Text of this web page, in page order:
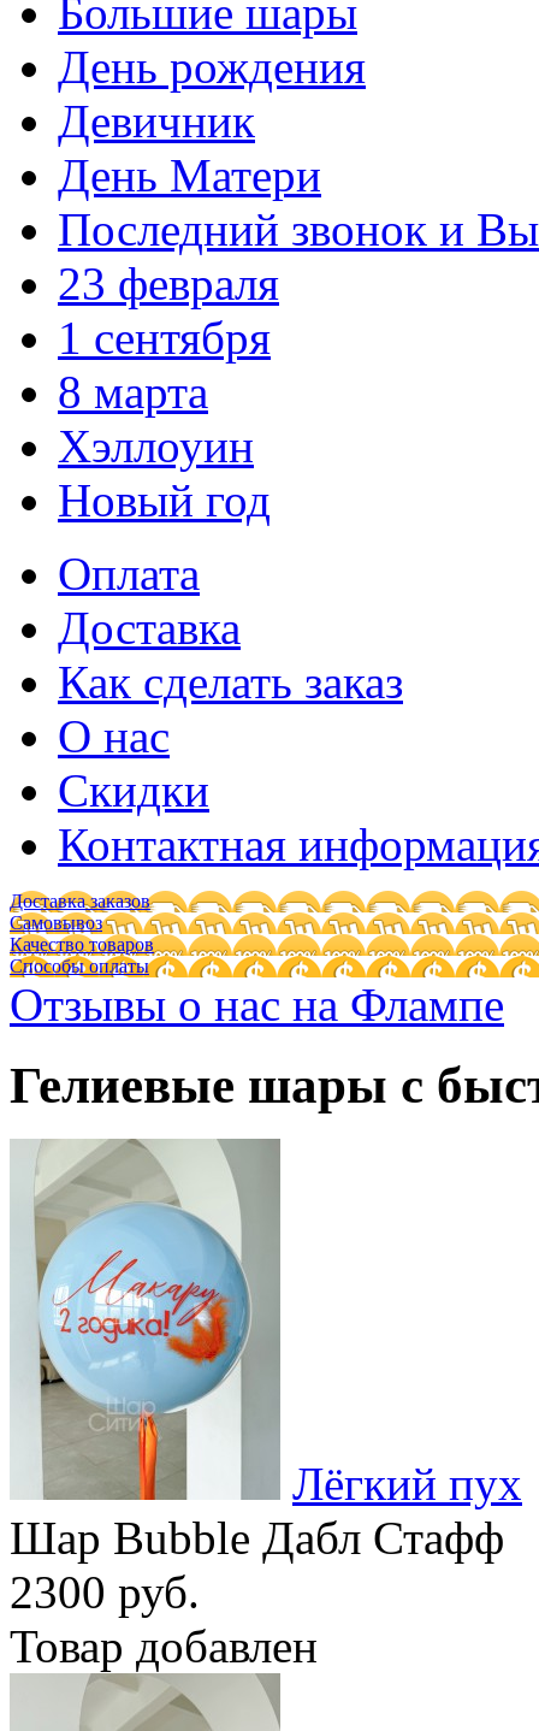
Большие шары
День рождения
Девичник
День Матери
Последний звонок и
23 февраля
1 сентября
8 марта
Хэллоуин
Новый год
Оплата
Доставка
Как сделать заказ
О нас
Скидки
Контактная
Доставка заказов
Самовывоз
Качество товаров
Способы оплаты
Отзывы о нас на Флампе
Гелиевые шары с
Лёгкий пух
Шар Bubble Дабл Стафф
2300 руб.
Товар добавлен